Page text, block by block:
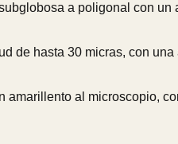
a poligonal con un
de hasta 30 micras, con
amarillento al microscopio,